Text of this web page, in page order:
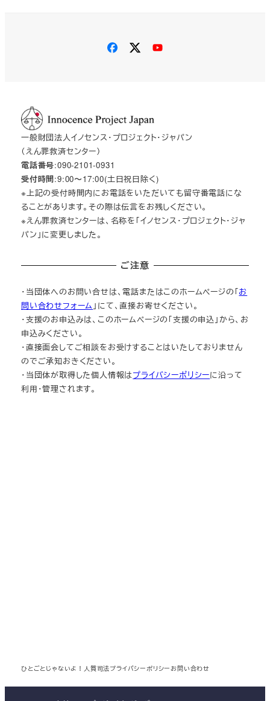
一般財団法人イノセンス・プロジェクト・ジャパン
（えん罪救済センター）
電話番号:090-2101-0931
受付時間:9:00〜17:00(土日祝日除く)
※上記の受付時間内にお電話をいただいても留守番電話にな
ることがあります。その際は伝言をお残しください。
※えん罪救済センターは、名称を「イノセンス・プロジェクト・ジャ
パン」に変更しました。
ご注意
・当団体へのお問い合せは、電話またはこのホームページの「お
問い合わせフォーム 」にて、直接お寄せください。
・支援のお申込みは、このホームページの「支援の申込」から、お
申込みください。
・直接面会してご相談をお受けすることはいたしておりません
のでご承知おきください。
・当団体が取得した個人情報はプライバシーポリシーに沿って
利用・管理されます。
ひとごとじゃないよ！人質司法プライバシーポリシーお問い合わせ